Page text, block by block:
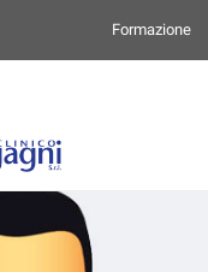
Formazione